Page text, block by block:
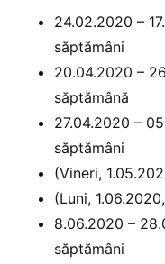
24.02.2020 –
săptămâni
20.04.2020 –
săptămână
27.04.2020 –
săptămâni
(Vineri,
(Luni,
8.06.2020 –
săptămâni